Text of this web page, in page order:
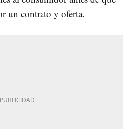
un contrato y oferta.